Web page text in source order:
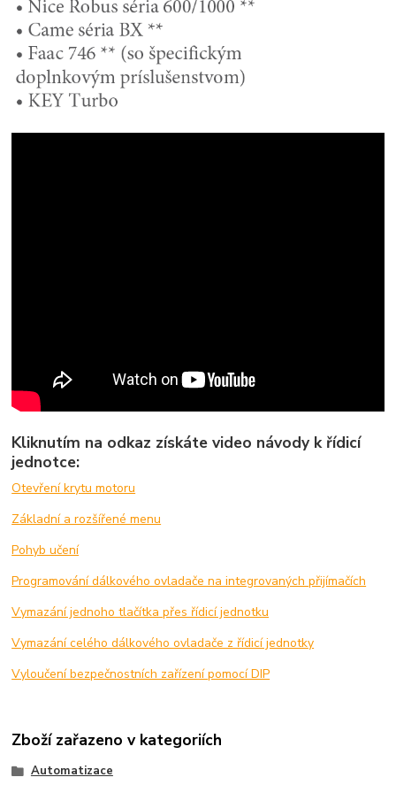
Kliknutím na odkaz získáte video návody k řídicí
jednotce:
Otevření krytu motoru
Základní a rozšířené menu
Pohyb učení
Programování dálkového ovladače na integrovaných přijímačích
Vymazání jednoho tlačítka přes řídicí jednotku
Vymazání celého dálkového ovladače z řídicí jednotky
Vyloučení bezpečnostních zařízení pomocí DIP
Zboží zařazeno v kategoriích
Automatizace